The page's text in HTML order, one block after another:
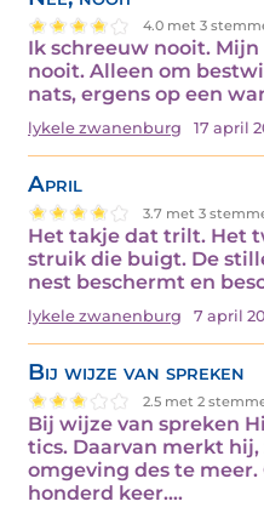
4.0 met 3
Ik schreeuw nooit. Mijn
nooit. Alleen om
nats, ergens op een
lykele zwanenburg 17 april
April
3.7 met 3
Het takje dat trilt. Het
struik die buigt. De
nest beschermt en
lykele zwanenburg 7 april
Bij wijze van spreken
2.5 met 2
Bij wijze van spreken
tics. Daarvan merkt
omgeving des te
honderd keer.…